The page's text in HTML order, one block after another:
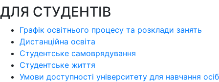
ДЛЯ СТУДЕНТІВ
Графік освітнього процесу та розклади занять
Дистанційна освіта
Студентське самоврядування
Студентське життя
Умови доступності університету для навчання осіб